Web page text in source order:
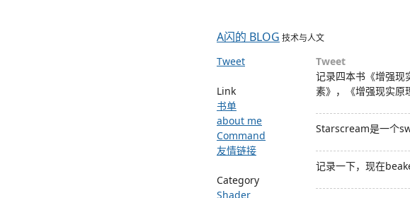
A闪的 BLOG 技术与人文
Tweet
Link
书单
about me
Command
友情链接
Category
Shader
Tweet
记录四本书《增强现
素》，《增强现实原
Starscream是一个
记录一下，现在